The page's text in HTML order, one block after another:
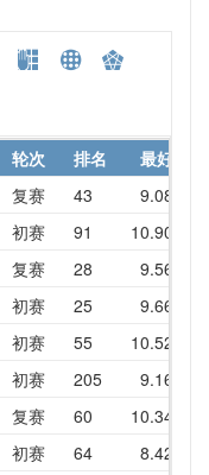
轮次 排名 最好
复赛 43 9.08
初赛
91 10.90
复赛 28 9.56
初赛
25 9.66
初赛 55 10.52
初赛 205 9.16
复赛 60 10.34
初赛
64 8.42